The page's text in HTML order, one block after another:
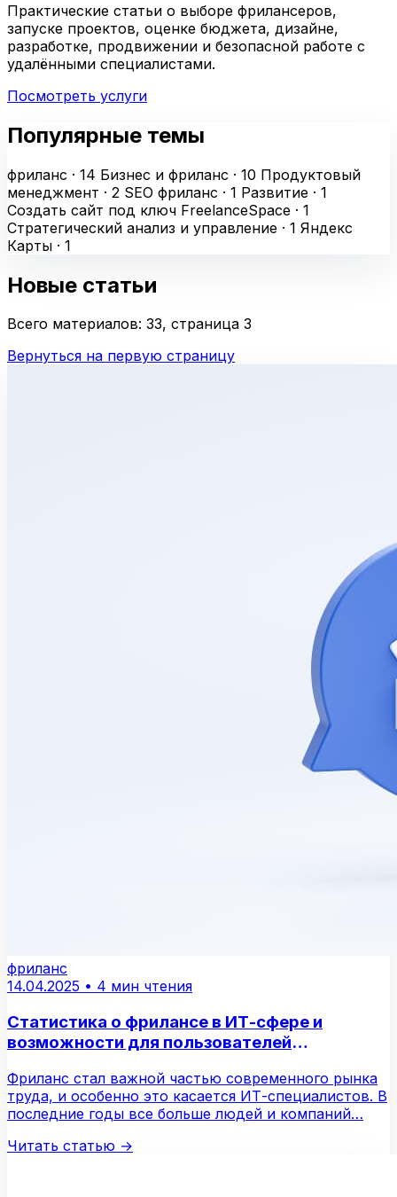
Практические статьи о выборе фрилансеров,
запуске проектов, оценке бюджета, дизайне,
разработке, продвижении и безопасной работе с
удалёнными специалистами.
Посмотреть услуги
Популярные темы
фриланс · 14 Бизнес и фриланс · 10 Продуктовый
менеджмент · 2 SEO фриланс · 1 Развитие · 1
Создать сайт под ключ FreelanceSpace · 1
Стратегический анализ и управление · 1 Яндекс
Карты · 1
Новые статьи
Всего материалов: 33, страница 3
Вернуться на первую страницу
фриланс
14.04.2025 • 4 мин чтения
Статистика о фрилансе в ИТ-сфере и
возможности для пользователей
Фриланс стал важной частью современного рынка
труда, и особенно это касается ИТ-специалистов. В
последние годы все больше людей и компаний…
Читать статью →